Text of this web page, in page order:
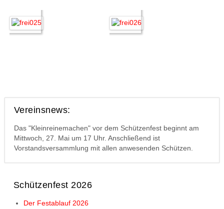
Vereinsnews:
Das "Kleinreinemachen" vor dem Schützenfest beginnt am
Mittwoch, 27. Mai um 17 Uhr. Anschließend ist
Vorstandsversammlung mit allen anwesenden Schützen.
Schützenfest 2026
Der Festablauf 2026